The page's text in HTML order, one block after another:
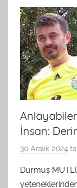
İnsan:
30 Aralık 2024
Durmuş